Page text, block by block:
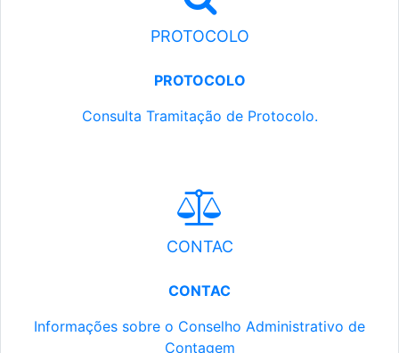
PROTOCOLO
PROTOCOLO
Consulta Tramitação de Protocolo.
CONTAC
CONTAC
Informações sobre o Conselho Administrativo de
Contagem